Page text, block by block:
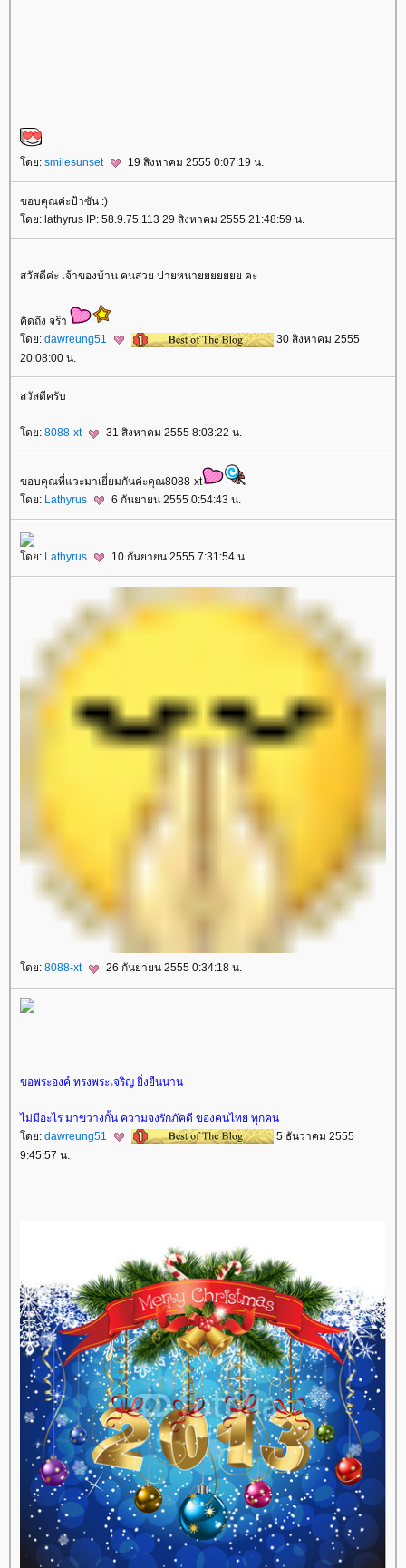
ดย: smilesunset 19 สิงหาคม 2555 0:07:19 น.
ขอบคุณค่ะป้าซัน :)
ดย: lathyrus IP: 58.9.75.113 29 สิงหาคม 2555 21:48:59 น.
สวัสดีค่ะ เจ้าของบ้าน คนสวย ปายหนายยยยยยย คะ
คิดถึง จร้า
ดย: dawreung51
30 สิงหาคม 2555
20:08:00 น.
สวัสดีครับ
ดย: 8088-xt 31 สิงหาคม 2555 8:03:22 น.
ขอบคุณที่แวะมาเยี่ยมกันค่ะคุณ8088-xt
ดย: Lathyrus 6 กันยายน 2555 0:54:43 น.
ดย: Lathyrus 10 กันยายน 2555 7:31:54 น.
ดย: 8088-xt 26 กันยายน 2555 0:34:18 น.
ขอพระองค์ ทรงพระเจริญ ยิ่งยืนนาน
ไม่มีอะไร มาขวางกั้น ความจงรักภัคดี ของคนไทย ทุกคน
ดย: dawreung51
5 ธันวาคม 2555
9:45:57 น.